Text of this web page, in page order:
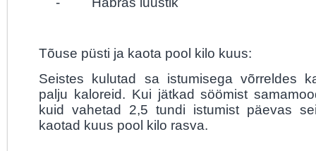
Tõuse püsti ja kaota pool kilo kuus:
Seistes kulutad sa istumisega võrreldes
palju kaloreid. Kui jätkad söömist
kuid vahetad 2,5 tundi istumist päevas
kaotad kuus pool kilo rasva.